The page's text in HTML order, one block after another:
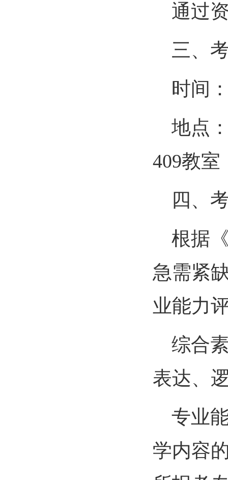
通过
三、
时间
地点
409教室
四、
根据
急需紧
业能力
综合
表达、
专业
学内容